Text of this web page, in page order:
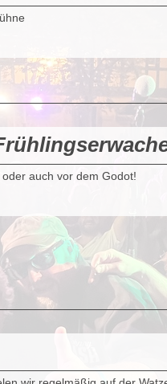
auch vor dem Godot!